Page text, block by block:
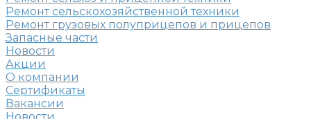
Ремонт сельскохозяйственной техники
Ремонт грузовых полуприцепов и прицепов
Запасные части
Новости
Акции
О компании
Сертификаты
Вакансии
Новости